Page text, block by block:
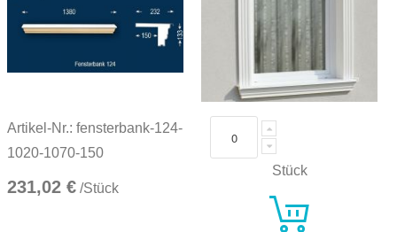
Artikel-Nr.: fensterbank-124-
1020-1070-150
231,02 € /Stück
Stück